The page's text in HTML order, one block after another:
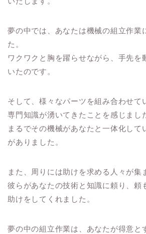
夢の中では、あなたは機械の組立作業
た。
ワクワクと胸を躍らせながら、手先を
いたのです。
そして、様々なパーツを組み合わせて
専門知識が湧いてきたことを感じまし
まるでその機械があなたと一体化して
がありました。
また、周りには助けを求める人々が集
彼らがあなたの技術と知識に頼り、頼
助けをしてくれました。
夢の中の組立作業は、あなたが得意と